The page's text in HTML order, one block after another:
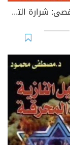
طوفان الأقصى: شرارة التحرير وفجر التغيير